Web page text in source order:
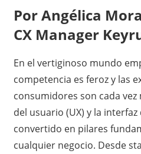
Por Angélica
CX Manager
En el vertiginoso mundo
competencia es feroz y las
consumidores son cada vez
del usuario (UX) y la
convertido en pilares
cualquier negocio. Desde